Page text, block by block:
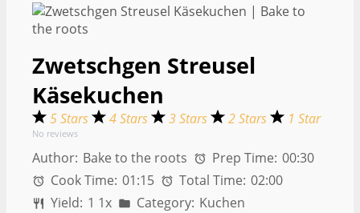
Zwetschgen Streusel
Käsekuchen
5 Stars 4 Stars 3 Stars 2 Stars 1 Star
No reviews
Author: Bake to the roots Prep Time: 00:30
Cook Time: 01:15 Total Time: 02:00
Yield: 1 1x Category: Kuchen